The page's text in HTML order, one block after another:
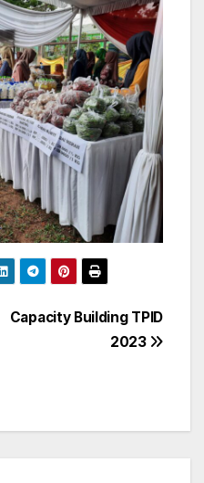
Capacity Building TPID
2023